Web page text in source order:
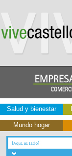
Salud y bienestar
Mundo hogar